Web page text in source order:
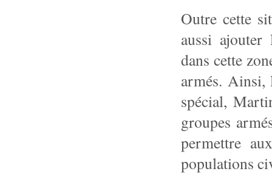
Outre cette
aussi
dans cette
armés. Ainsi,
spécial,
groupes
permettre
populations